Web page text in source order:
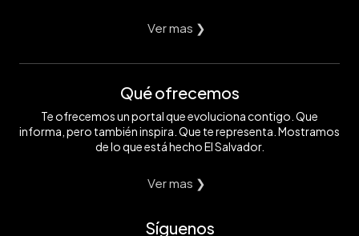
Ver mas ❯
Qué ofrecemos
Te ofrecemos un portal que evoluciona contigo. Que
informa, pero también inspira. Que te representa. Mostramos
de lo que está hecho El Salvador.
Ver mas ❯
Síguenos